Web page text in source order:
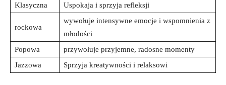
Klasyczna Uspokaja i sprzyja refleksji
rockowa
wywołuje intensywne emocje i wspomnienia z
młodości
Popowa
przywołuje przyjemne, radosne momenty
Jazzowa
Sprzyja kreatywności i relaksowi